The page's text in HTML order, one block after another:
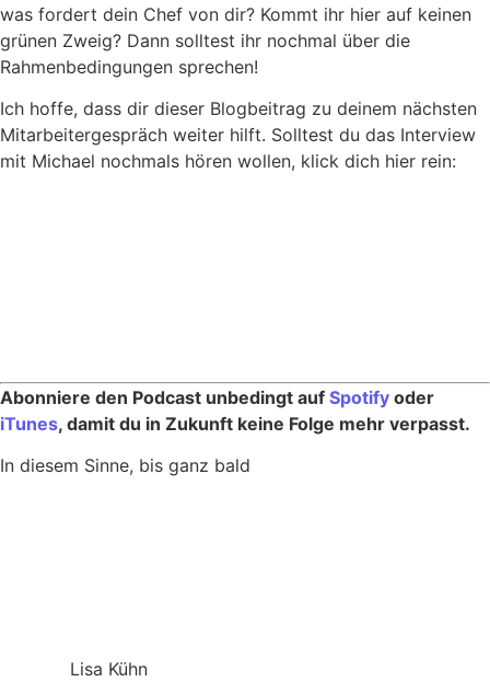
was fordert dein Chef von dir? Kommt ihr hier auf keinen
grünen Zweig? Dann solltest ihr nochmal über die
Rahmenbedingungen sprechen!
Ich hoffe, dass dir dieser Blogbeitrag zu deinem nächsten
Mitarbeitergespräch weiter hilft. Solltest du das Interview
mit Michael nochmals hören wollen, klick dich hier rein:
Abonniere den Podcast unbedingt auf Spotify oder
iTunes, damit du in Zukunft keine Folge mehr verpasst.
In diesem Sinne, bis ganz bald
Lisa Kühn